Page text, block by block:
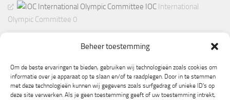
Beheer toestemming
Om de beste ervaringen te bieden, gebruiken wij technologieën zoals cookies om
informatie over je apparaat op te slaan en/of te raadplegen. Door in te stemmen
met deze technologieën kunnen wij gegevens zoals surfgedrag of unieke ID's op
deze site verwerken. Als je geen toestemming geeft of uw toestemming intrekt,
IOC International
Olympic Committee 0